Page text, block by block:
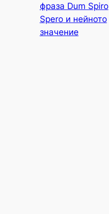
фраза Dum Spiro
Spero и нейното
значение